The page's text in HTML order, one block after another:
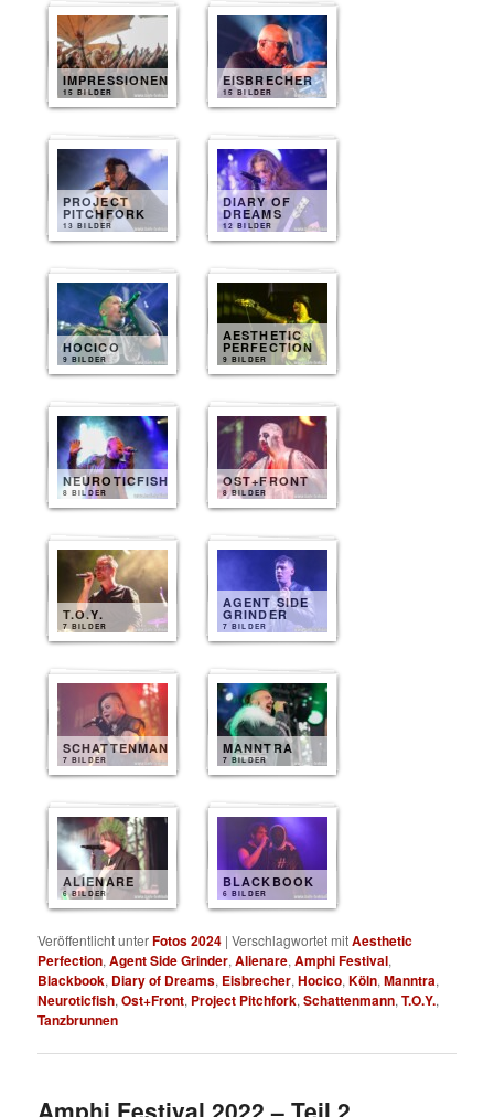
IMPRESSIONEN
15 BILDER
EISBRECHER
15 BILDER
PROJECT
PITCHFORK
13 BILDER
DIARY OF
DREAMS
12 BILDER
HOCICO
9 BILDER
AESTHETIC
PERFECTION
9 BILDER
NEUROTICFISH
8 BILDER
OST+FRONT
8 BILDER
T.O.Y.
7 BILDER
AGENT SIDE
GRINDER
7 BILDER
SCHATTENMANN
7 BILDER
MANNTRA
7 BILDER
ALIENARE
6 BILDER
BLACKBOOK
6 BILDER
Veröffentlicht unterFotos 2024 |Verschlagwortet mitAesthetic
Perfection,Agent Side Grinder,Alienare,Amphi Festival,
Blackbook, Diary of Dreams, Eisbrecher,Hocico,Köln,Manntra,
Neuroticfish,Ost+Front, Project Pitchfork,Schattenmann,T.O.Y.,
Tanzbrunnen